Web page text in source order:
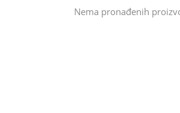
Nema pronađenih